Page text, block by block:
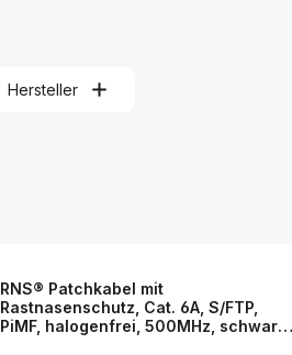
Hersteller
RNS® Patchkabel mit
Rastnasenschutz, Cat. 6A, S/FTP,
PiMF, halogenfrei, 500MHz, schwarz,